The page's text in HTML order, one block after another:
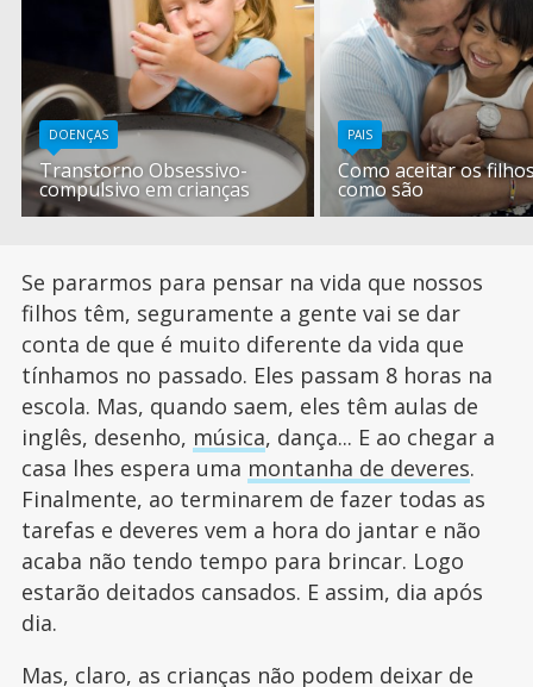
DOENÇAS
Transtorno Obsessivo-
compulsivo em crianças
PAIS
Como aceitar os
como são
Se pararmos para pensar na vida que nossos
filhos têm, seguramente a gente vai se dar
conta de que é muito diferente da vida que
tínhamos no passado. Eles passam 8 horas na
escola. Mas, quando saem, eles têm aulas de
inglês, desenho, música, dança... E ao chegar a
casa lhes espera uma montanha de deveres.
Finalmente, ao terminarem de fazer todas as
tarefas e deveres vem a hora do jantar e não
acaba não tendo tempo para brincar. Logo
estarão deitados cansados. E assim, dia após
dia.
Mas, claro, as crianças não podem deixar de